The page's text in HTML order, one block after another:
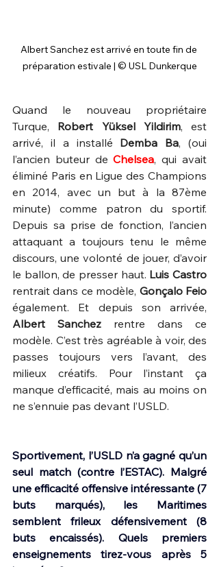
Albert Sanchez est arrivé en toute fin de
préparation estivale | © USL Dunkerque
Quand le nouveau propriétaire
Turque, Robert Yüksel Yildirim, est
arrivé, il a installé Demba Ba, (oui
l’ancien buteur de Chelsea, qui avait
éliminé Paris en Ligue des Champions
en 2014, avec un but à la 87ème
minute) comme patron du sportif.
Depuis sa prise de fonction, l’ancien
attaquant a toujours tenu le même
discours, une volonté de jouer, d’avoir
le ballon, de presser haut. Luis Castro
rentrait dans ce modèle, Gonçalo Feio
Albert Sanchez rentre dans ce
modèle. C’est très agréable à voir, des
passes toujours vers l’avant, des
milieux créatifs. Pour l’instant ça
manque d’efficacité, mais au moins on
ne s’ennuie pas devant l’USLD.
Sportivement, l’USLD n’a gagné qu’un
seul match (contre l’ESTAC). Malgré
une efficacité offensive intéressante (7
buts marqués), les Maritimes
semblent frileux défensivement (8
buts encaissés). Quels premiers
enseignements tirez-vous après 5